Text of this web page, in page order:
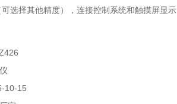
选择其他精度），连接控制系统和触摸屏显示
10-15